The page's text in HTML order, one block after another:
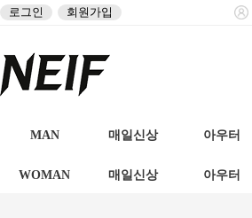
로그인 회원가입
MAN 매일신상 아우터
WOMAN 매일신상 아우터